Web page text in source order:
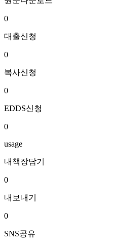
0
대출신청
0
복사신청
0
EDDS신청
0
usage
내책장담기
0
내보내기
0
SNS공유